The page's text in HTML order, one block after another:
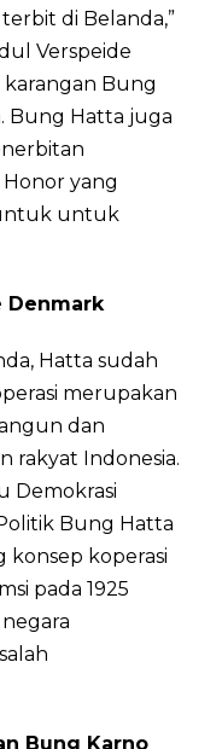
di Belanda,”
Verspeide
Bung
Bung Hatta juga
yang
untuk
Denmark
Hatta sudah
merupakan
dan
rakyat Indonesia.
Demokrasi
Bung Hatta
koperasi
pada 1925
Bung Karno